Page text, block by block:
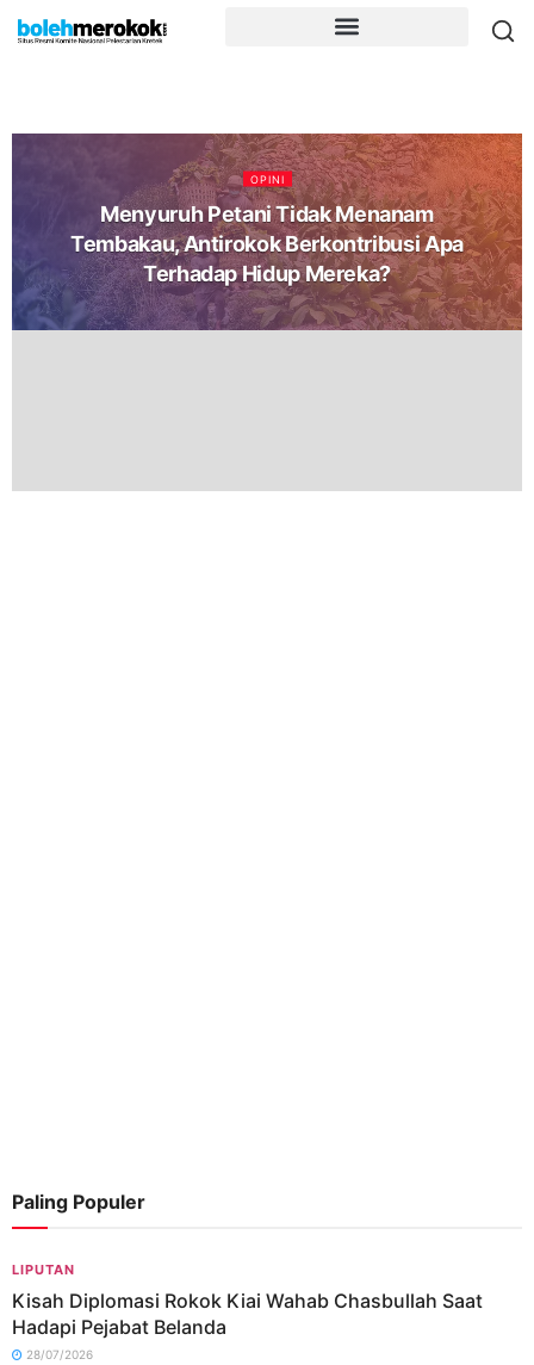
OPINI
Menyuruh Petani Tidak Menanam
Tembakau, Antirokok Berkontribusi Apa
Terhadap Hidup Mereka?
Paling Populer
LIPUTAN
Kisah Diplomasi Rokok Kiai Wahab Chasbullah Saat
Hadapi Pejabat Belanda
28/07/2026